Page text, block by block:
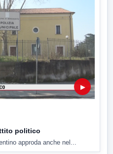
▶
politico
approda anche nel...